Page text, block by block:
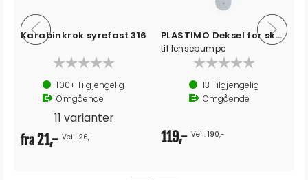
Karabinkrok syrefast 316
100+Tilgjengelig
Omgående
11 varianter
fra21,- Veil. 26,-
PLASTIMO Deksel for skottgjennoføring
til lensepumpe
13 Tilgjengelig
Omgående
119,- Veil. 190,-